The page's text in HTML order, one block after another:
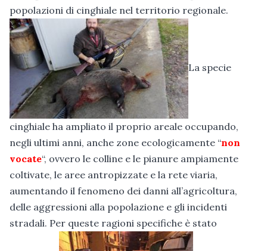
popolazioni di cinghiale nel territorio regionale.
La specie
cinghiale ha ampliato il proprio areale occupando,
negli ultimi anni, anche zone ecologicamente “non
vocate“, ovvero le colline e le pianure ampiamente
coltivate, le aree antropizzate e la rete viaria,
aumentando il fenomeno dei danni all’agricoltura,
delle aggressioni alla popolazione e gli incidenti
stradali. Per queste ragioni specifiche è stato